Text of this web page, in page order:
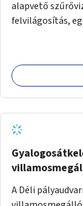
alapvető
felvilágosítás,
A Déli